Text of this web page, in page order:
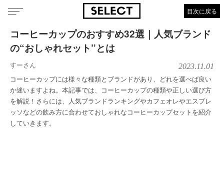
目次に戻る
コーヒーカップのおすすめ32選｜人気ブランド
の“おしゃれセット”とは
すーさん 2023.11.01
コーヒーカップには様々な種類とブランドがあり、どれを選べば良い
か迷いますよね。本記事では、コーヒーカップの種類や正しい選び方
を解説！さらには、人気ブランドランキングやカフェオレやエスプレ
ッソなどの飲み方に合わせておしゃれなコーヒーカップセットを紹介
していきます。